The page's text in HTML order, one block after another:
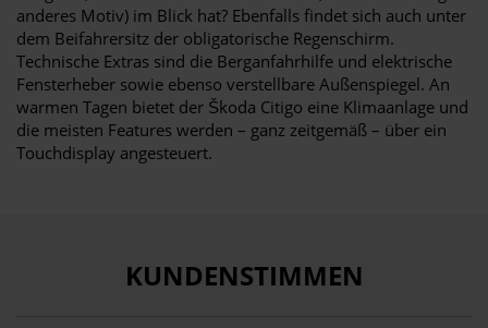
anderes Motiv) im Blick hat? Ebenfalls findet sich auch unter
dem Beifahrersitz der obligatorische Regenschirm.
Technische Extras sind die Berganfahrhilfe und elektrische
Fensterheber sowie ebenso verstellbare Außenspiegel. An
warmen Tagen bietet der Škoda Citigo eine Klimaanlage und
die meisten Features werden – ganz zeitgemäß – über ein
Touchdisplay angesteuert.
KUNDENSTIMMEN